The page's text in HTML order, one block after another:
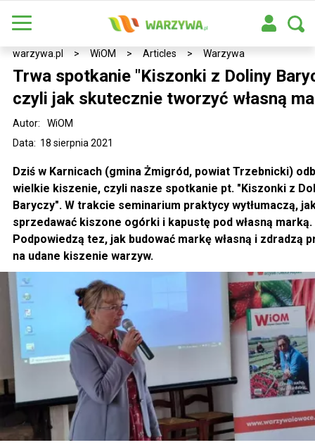
warzywa.pl > WiOM > Articles > Warzywa
Trwa spotkanie "Kiszonki z Doliny
czyli jak skutecznie tworzyć własną
Data: 18 sierpnia 2021
Autor: WiOM
Dziś w Karnicach (gmina Żmigród, powiat Trzebnicki)
wielkie kiszenie, czyli nasze spotkanie pt. "Kiszonki z
Baryczy". W trakcie seminarium praktycy wytłumaczą,
sprzedawać kiszone ogórki i kapustę pod własną marką.
Podpowiedzą tez, jak budować markę własną i zdradzą
na udane kiszenie warzyw.